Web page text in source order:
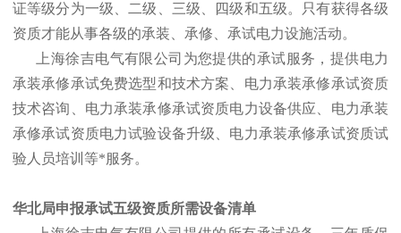
证等级分为一级、二级、三级、四级和五级。只有获得各级
资质才能从事各级的承装、承修、承试电力设施活动。
上海徐吉电气有限公司为您提供的承试服务，提供电力
承装承修承试免费选型和技术方案、电力承装承修承试资质
技术咨询、电力承装承修承试资质电力设备供应、电力承装
承修承试资质电力试验设备升级、电力承装承修承试资质试
验人员培训等*服务。
华北局申报承试五级资质所需设备清单